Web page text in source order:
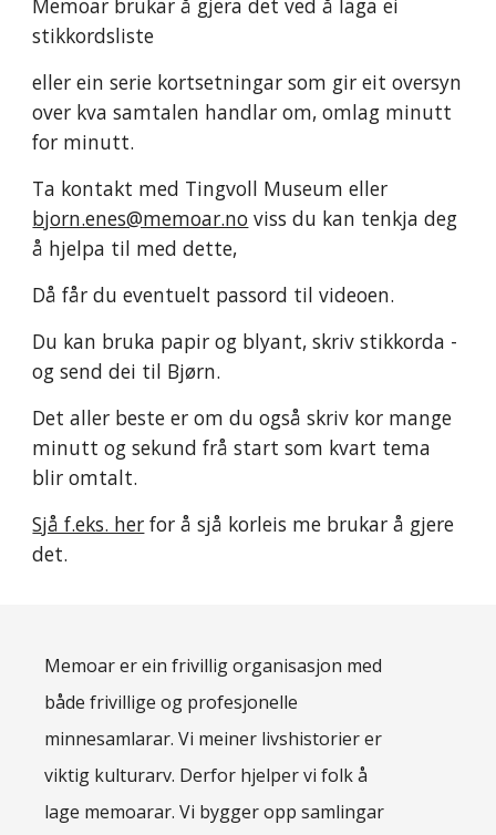
Memoar brukar å gjera det ved å laga ei
stikkordsliste
eller ein serie kortsetningar som gir eit oversyn
over kva samtalen handlar om, omlag minutt
for minutt.
bjorn.enes@memoar.no viss du kan tenkja deg
å hjelpa til med dette,
Då får du eventuelt passord til videoen.
Du kan bruka papir og blyant, skriv stikkorda -
og send dei til Bjørn.
Det aller beste er om du også skriv kor mange
minutt og sekund frå start som kvart tema
blir omtalt.
Sjå f.eks. her for å sjå korleis me brukar å gjere
det.
Memoar er ein frivillig organisasjon med
både frivillige og profesjonelle
minnesamlarar. Vi meiner livshistorier er
viktig kulturarv. Derfor hjelper vi folk å
lage memoarar. Vi bygger opp samlingar